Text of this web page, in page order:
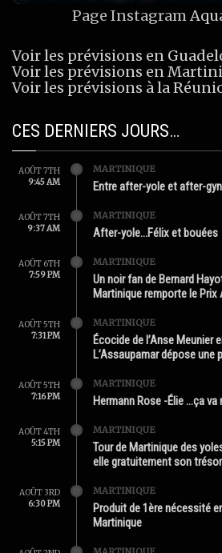
Page Instagram
Voir les prévisions en
Voir les prévisions en
Voir les prévisions à la
CES DERNIERS JOURS…
AOÛT 7TH
9:45 AM
MARTINIQUE
Entre after-yole et after-
AOÛT 7TH
9:37 AM
MARTINIQUE
After-yole…Félix et bouées
AOÛT 6TH
7:59 PM
MARTINIQUE
Un noir fan de Bernard
Martinique remporte le
AOÛT 5TH
7:31 PM
MARTINIQUE
Écocide de l’Anse Meunier
L’Assaupamar dépose une
AOÛT 5TH
7:16 PM
MARTINIQUE
Hermann Rose -Élie …ça va
AOÛT 4TH
5:15 PM
MARTINIQUE
Tour de Martinique des
elle gratuitement son
AOÛT 3RD
6:30 PM
MARTINIQUE
Produit de 1ère nécessité
Martinique